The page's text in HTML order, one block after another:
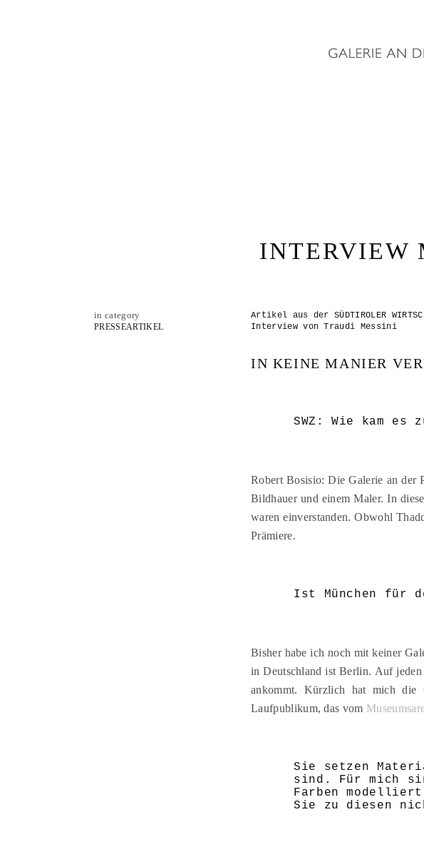
INTERVIEW
in category
PRESSEARTIKEL
Artikel aus der SÜDTIROLER
Interview von Traudi Messini
IN KEINE MANIER
SWZ: Wie kam es
Robert Bosisio: Die Galerie an der
Bildhauer und einem Maler. In
waren einverstanden. Obwohl
Prämiere.
Ist München für
Bisher habe ich noch mit keiner
in Deutschland ist Berlin. Auf jeden
ankommt. Kürzlich hat mich die
Laufpublikum, das vom
Sie setzen
sind. Für mich
Farben
Sie zu diesen